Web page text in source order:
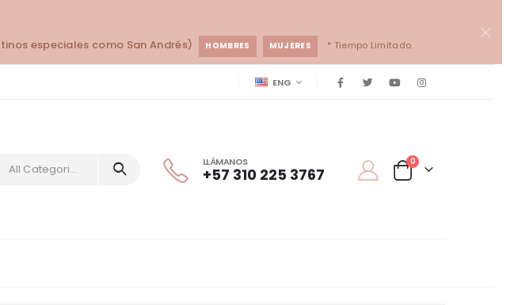
especiales como San Andrés) HOMBRES MUJERES * Tiempo Limitado.
ENG
All Categories LLÁMANOS
+57 310 225 3767
0